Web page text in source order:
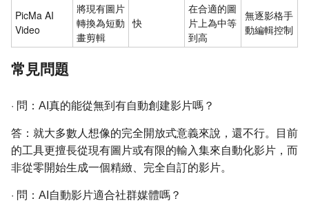
PicMa AI
Video
將現有圖片
轉換為短動
畫剪輯
快
在合適的圖
片上為中等
到高
無逐影格手
動編輯控制
常見問題
· 問：AI真的能從無到有自動創建影片嗎？
答：就大多數人想像的完全開放式意義來說，還不行。目前
的工具更擅長從現有圖片或有限的輸入集來自動化影片，而
非從零開始生成一個精緻、完全自訂的影片。
· 問：AI自動影片適合社群媒體嗎？